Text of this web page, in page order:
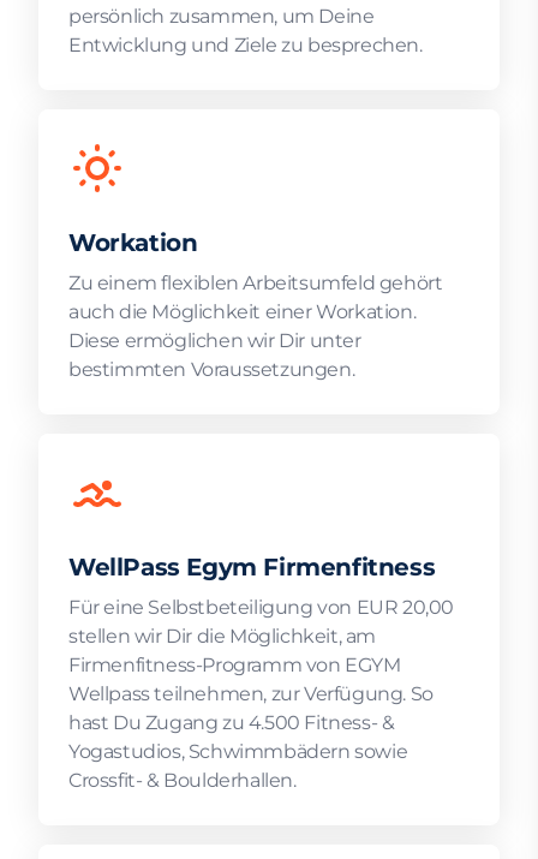
persönlich zusammen, um Deine
Entwicklung und Ziele zu besprechen.
Workation
Zu einem flexiblen Arbeitsumfeld gehört
auch die Möglichkeit einer Workation.
Diese ermöglichen wir Dir unter
bestimmten Voraussetzungen.
WellPass Egym Firmenfitness
Für eine Selbstbeteiligung von EUR 20,00
stellen wir Dir die Möglichkeit, am
Firmenfitness-Programm von EGYM
Wellpass teilnehmen, zur Verfügung. So
hast Du Zugang zu 4.500 Fitness- &
Yogastudios, Schwimmbädern sowie
Crossfit- & Boulderhallen.